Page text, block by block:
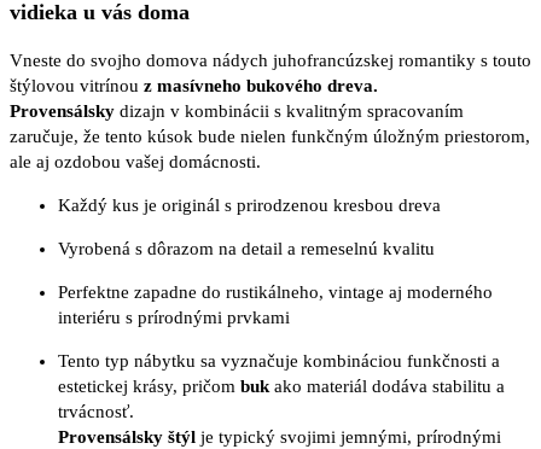
vidieka u vás doma
Vneste do svojho domova nádych juhofrancúzskej romantiky s touto
štýlovou vitrínou z masívneho bukového dreva.
Provensálsky dizajn v kombinácii s kvalitným spracovaním
zaručuje, že tento kúsok bude nielen funkčným úložným priestorom,
ale aj ozdobou vašej domácnosti.
Každý kus je originál s prirodzenou kresbou dreva
Vyrobená s dôrazom na detail a remeselnú kvalitu
Perfektne zapadne do rustikálneho, vintage aj moderného
interiéru s prírodnými prvkami
Tento typ nábytku sa vyznačuje kombináciou funkčnosti a
estetickej krásy, pričom buk ako materiál dodáva stabilitu a
trvácnosť.
Provensálsky štýl je typický svojimi jemnými, prírodnými